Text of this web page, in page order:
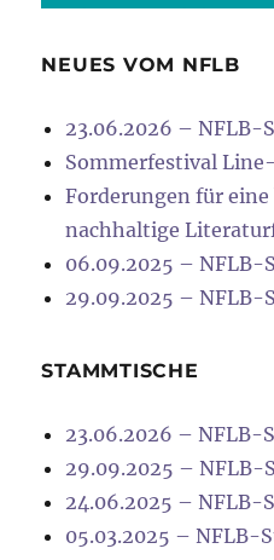
NEUES VOM NFLB
23.06.2026 – NFLB-
Sommerfestival
Forderungen für
nachhaltige
06.09.2025 – NFLB-
29.09.2025 – NFLB-
STAMMTISCHE
23.06.2026 – NFLB-
29.09.2025 – NFLB-
24.06.2025 – NFLB-
05.03.2025 – NFLB-